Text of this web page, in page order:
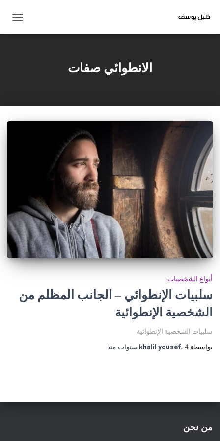
التنقل
الانطوائي صفات
أنواع الشخصيات
سلبيات الإنطوائي – الجانب المظلم من
الشخصية الإنطوائية
سلبيات الشخصية الإنطوائية
بواسطة
khalil yousef، 4 سنوات منذ
من نحن